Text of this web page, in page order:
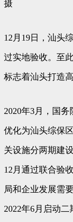
摄
12月19日，汕头
过实地验收。至
标志着汕头打造
2020年3月，国
优化为汕头综保
关设施分两期建
12月通过联合验
局和企业发展需
2022年6月启动